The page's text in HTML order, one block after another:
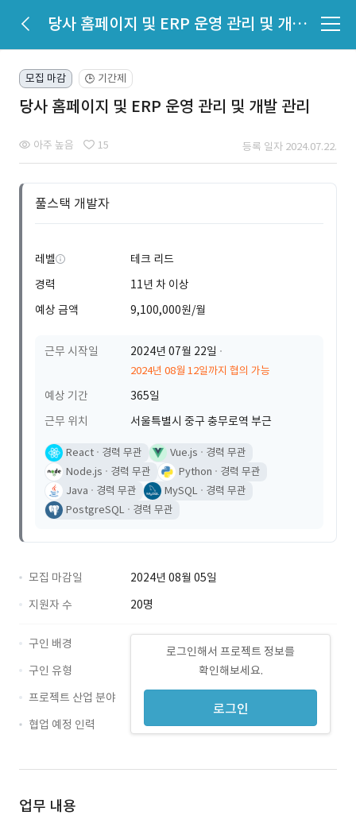
당사 홈페이지 및 ERP 운영 관리 및 개발 관리
모집 마감 🕒 기간제
당사 홈페이지 및 ERP 운영 관리 및 개발 관리
아주 높음 15 등록 일자 2024.07.22.
풀스택 개발자
레벨
테크 리드
경력
11년 차 이상
예상 금액
9,100,000원/월
근무 시작일 2024년 07월 22일
2024년 08월 12일까지 협의 가능
예상 기간
365일
근무 위치
서울특별시 중구 충무로역 부근
React 경력 무관 Vue.js
경력 무관
Node.js
경력 무관 Python
경력 무관
Java
경력 무관 MySQL
경력 무관
PostgreSQL
경력 무관
모집 마감일
2024년 08월 05일
지원자 수
20명
로그인해서 프로젝트 정보를
확인해보세요.
로그인
구인 배경
구인 유형
프로젝트 산업 분야
협업 예정 인력
업무 내용